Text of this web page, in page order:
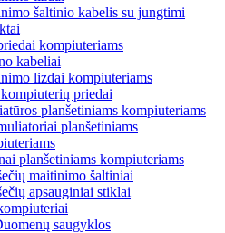
šaltinio kabelis su jungtimi
kompiuteriams
kabeliai
lizdai kompiuteriams
priedai
planšetiniams kompiuteriams
planšetiniams
planšetiniams kompiuteriams
maitinimo šaltiniai
apsauginiai stiklai
saugyklos